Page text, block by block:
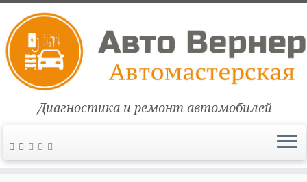
Диагностика и ремонт автомобилей